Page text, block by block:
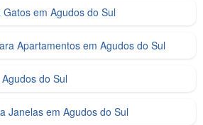
em Agudos do Sul
Apartamentos em Agudos do Sul
do Sul
Janelas em Agudos do Sul